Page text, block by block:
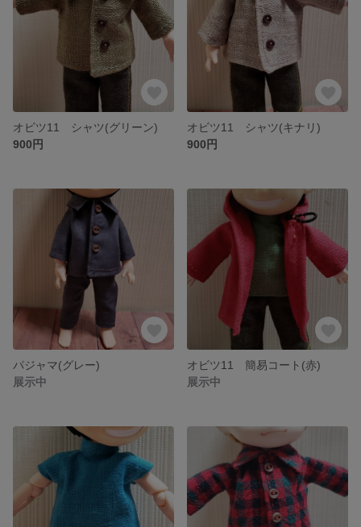
オビツ11 シャツ(グリーン)
900円
オビツ11 シャツ(キナリ)
900円
パジャマ(グレー)
展示中
オビツ11 簡易コート(赤)
展示中